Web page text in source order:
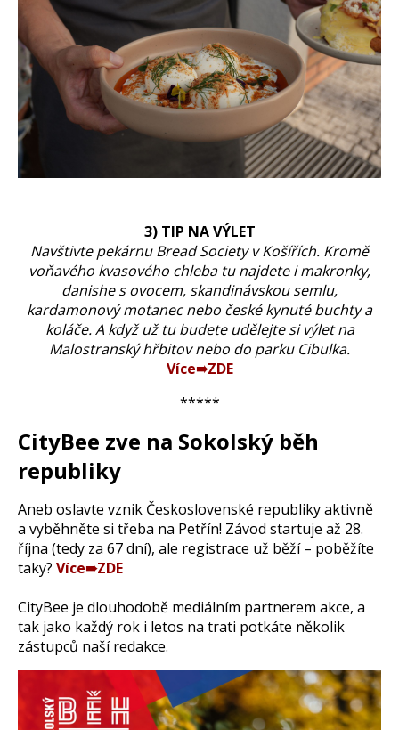
3) TIP NA VÝLET
Navštivte pekárnu Bread Society v Košířích. Kromě
voňavého kvasového chleba tu najdete i makronky,
danishe s ovocem, skandinávskou semlu,
kardamonový motanec nebo české kynuté buchty a
koláče. A když už tu budete udělejte si výlet na
Malostranský hřbitov nebo do parku Cibulka.
Více➠ZDE
*****
CityBee zve na Sokolský běh
republiky
Aneb oslavte vznik Československé republiky aktivně
a vyběhněte si třeba na Petřín! Závod startuje až 28.
října (tedy za 67 dní), ale registrace už běží – poběžíte
taky? Více➠ZDE
CityBee je dlouhodobě mediálním partnerem akce, a
tak jako každý rok i letos na trati potkáte několik
zástupců naší redakce.